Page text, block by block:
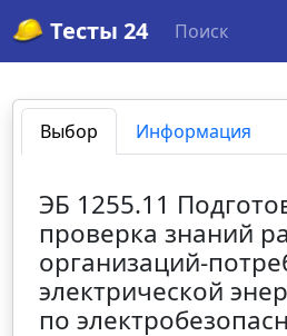
Тесты 24 Поиск
Выбор Информация
ЭБ 1255.11
проверка знаний
организаций-
электрической
по